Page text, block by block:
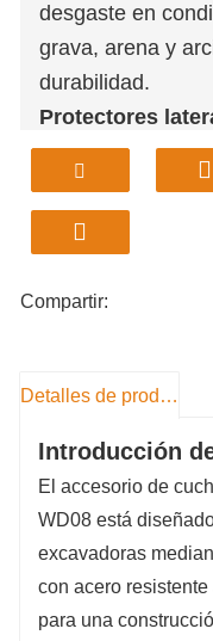
desgaste en
grava, arena y
durabilidad.
Protectores
laterales se
diferentes
capacidad del
eficiencia de carga.
Amplia
mediano a
Compartir:
Detalles de producto
Introducción
El accesorio de
WD08 está
excavadoras
con acero
para una